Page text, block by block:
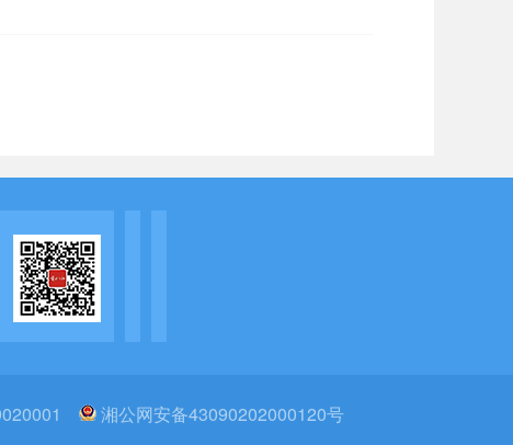
湘公网安备43090202000120号